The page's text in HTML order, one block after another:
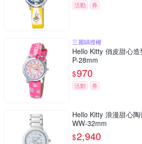
活動 券
三麗鷗授權
Hello Kitty 俏皮甜心
P-28mm
$970
活動 券
Hello Kitty 浪漫甜心
WW-32mm
$2,940